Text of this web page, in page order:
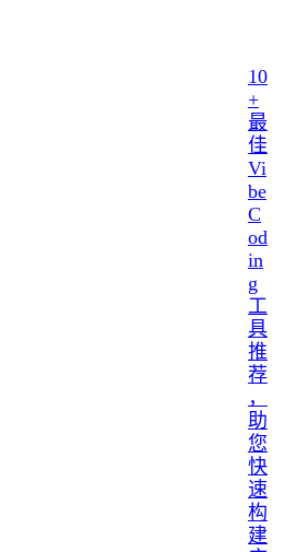
10
+
最
佳
Vi
be
C
od
in
g
工
具
推
荐
，
助
您
快
速
构
建